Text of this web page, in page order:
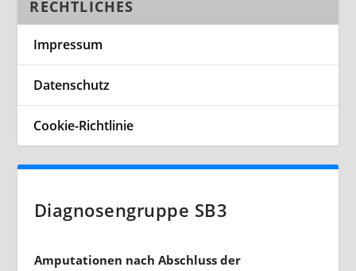
Diagnosengruppe SB3
Amputationen nach Abschluss der
RECHTLICHES
Impressum
Datenschutz
Cookie-Richtlinie